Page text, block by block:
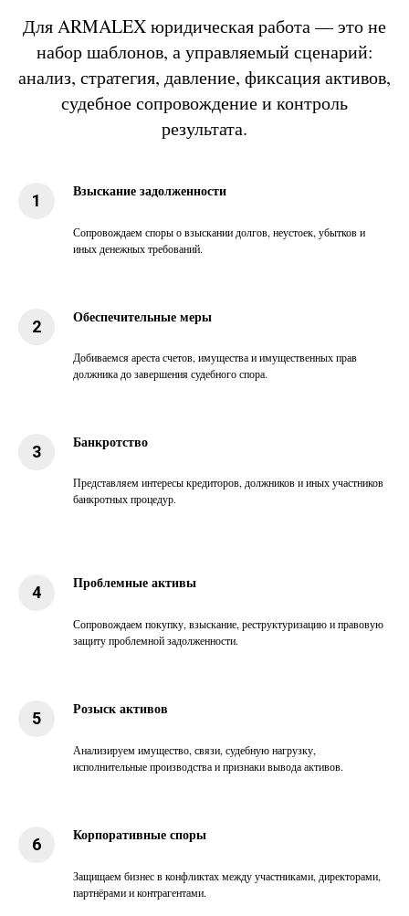
Для ARMALEX юридическая работа — это не
набор шаблонов, а управляемый сценарий:
анализ, стратегия, давление, фиксация активов,
судебное сопровождение и контроль
результата.
Взыскание задолженности
Сопровождаем споры о взыскании долгов, неустоек, убытков и
иных денежных требований.
Обеспечительные меры
Добиваемся ареста счетов, имущества и имущественных прав
должника до завершения судебного спора.
Банкротство
Представляем интересы кредиторов, должников и иных участников
банкротных процедур.
Проблемные активы
Сопровождаем покупку, взыскание, реструктуризацию и правовую
защиту проблемной задолженности.
Розыск активов
Анализируем имущество, связи, судебную нагрузку,
исполнительные производства и признаки вывода активов.
Корпоративные споры
Защищаем бизнес в конфликтах между участниками, директорами,
партнёрами и контрагентами.